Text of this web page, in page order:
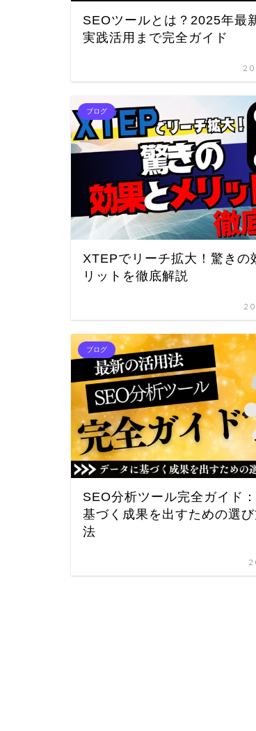
SEOツールとは？2025年最
実践活用まで完全ガイド
ブログ
XTEPでリーチ拡大！驚きの
リットを徹底解説
ブログ
SEO分析ツール完全ガイド
基づく成果を出すための選び
法